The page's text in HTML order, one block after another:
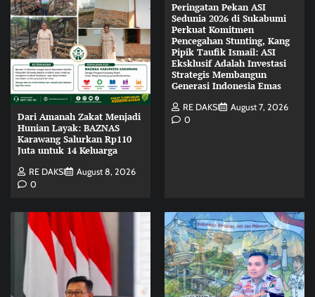
Dari Amanah Zakat Menjadi
Hunian Layak: BAZNAS
Karawang Salurkan Rp110
Juta untuk 14 Keluarga
RE DAKSI
August 8, 2026
0
Peringatan Pekan ASI
Sedunia 2026 di Sukabumi
Perkuat Komitmen
Pencegahan Stunting, Kang
Pipik Taufik Ismail: ASI
Eksklusif Adalah Investasi
Strategis Membangun
Generasi Indonesia Emas
RE DAKSI
August 7, 2026
0